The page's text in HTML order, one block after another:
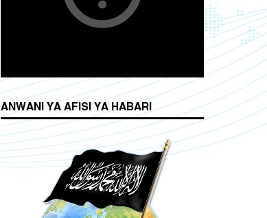
ANWANI YA AFISI YA HABARI